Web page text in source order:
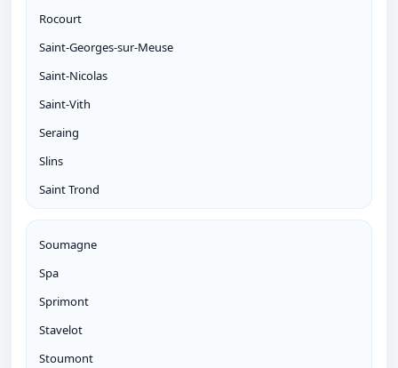
Rocourt
Saint-Georges-sur-Meuse
Saint-Nicolas
Saint-Vith
Seraing
Slins
Saint Trond
Soumagne
Spa
Sprimont
Stavelot
Stoumont